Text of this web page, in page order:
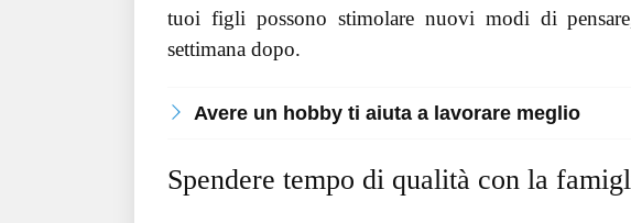
tuoi figli possono stimolare nuovi modi di
settimana dopo.
Avere un hobby ti aiuta a lavorare meglio
Spendere tempo di qualità con la